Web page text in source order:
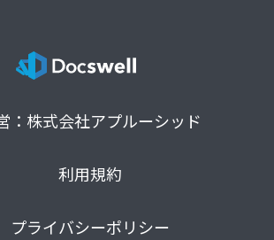
：株式会社アプルーシッド
利用規約
プライバシーポリシー